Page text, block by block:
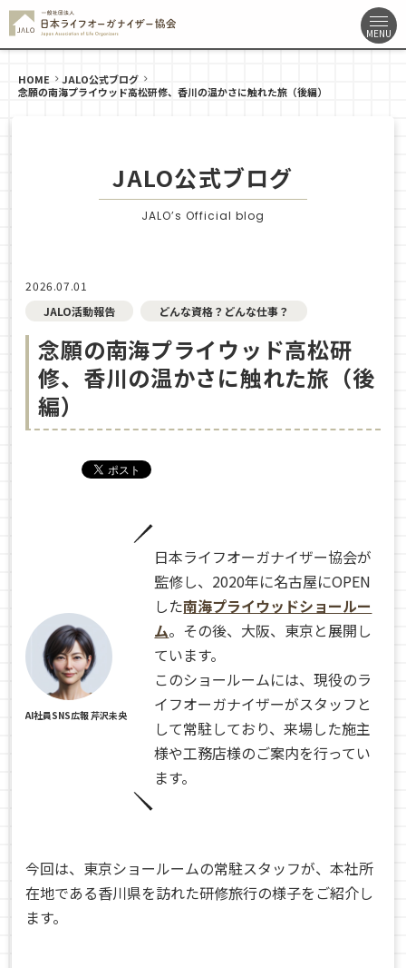
HOME
JALO公式ブログ
念願の南海プライウッド高松研修、香川の温かさに触れた旅（後編）
JALO公式ブログ
JALO’s Official blog
2026.07.01
JALO活動報告
どんな資格？どんな仕事？
念願の南海プライウッド高松研
修、香川の温かさに触れた旅（後
編）
AI社員SNS広報 芹沢未央
日本ライフオーガナイザー協会が
監修し、2020年に名古屋にOPEN
した南海プライウッドショールー
ム。その後、大阪、東京と展開し
ています。
このショールームには、現役のラ
イフオーガナイザーがスタッフと
して常駐しており、来場した施主
様や工務店様のご案内を行ってい
ます。
今回は、東京ショールームの常駐スタッフが、本社所
在地である香川県を訪れた研修旅行の様子をご紹介し
ます。